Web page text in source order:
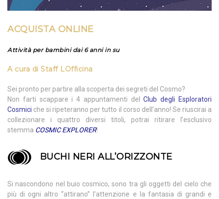
ACQUISTA ONLINE
Attività per bambini dai 6 anni in su
A cura di Staff LOfficina
Sei pronto per partire alla scoperta dei segreti del Cosmo?
Non farti scappare i 4 appuntamenti delClub degli Esploratori
Cosmici che si ripeteranno per tutto il corso dell’anno! Se riuscirai a
collezionare i quattro diversi titoli, potrai ritirare l’esclusivo
stemma COSMIC EXPLORER!
BUCHI NERI ALL’ORIZZONTE
Si nascondono nel buio cosmico, sono tra gli oggetti del cielo che
più di ogni altro “attirano” l’attenzione e la fantasia di grandi e